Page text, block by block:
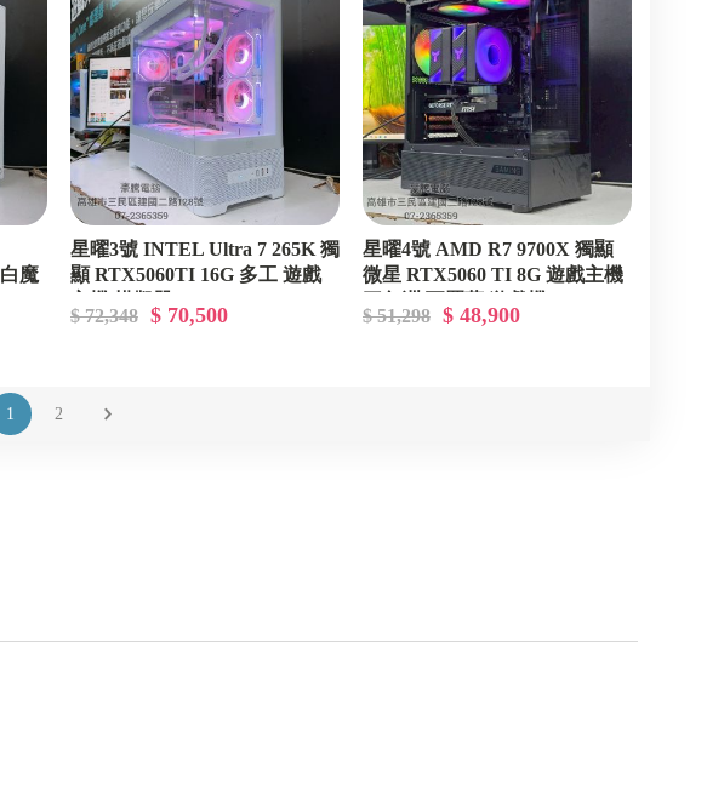
魔
星曜3號 INTEL Ultra 7 265K 獨
顯 RTX5060TI 16G 多工 遊戲
$ 72,348 $ 70,500
星曜4號 AMD R7 9700X 獨顯
微星 RTX5060 TI 8G 遊戲主機
$ 51,298 $ 48,900
1 2